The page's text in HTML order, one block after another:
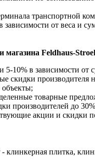
транспортной
зависимости от веса и
магазина Feldhaus-
5-10% в зависимости от
скидки производителя
товарные
производителей до
акции и скидки
клинкерная плитка,